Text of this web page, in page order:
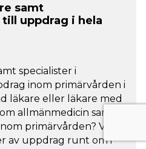
samt
uppdrag i hela
specialister i
inom primärvården i
läkare eller läkare med
allmänmedicin samt
primärvården? Vi
av uppdrag runt om i